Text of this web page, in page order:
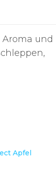
und
Apfel